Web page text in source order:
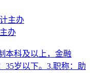
办
本科及以上，金融
35岁以下。3.职称：助